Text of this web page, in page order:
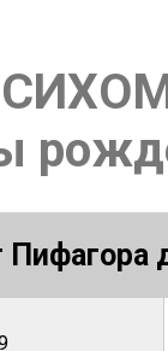
Пифагора